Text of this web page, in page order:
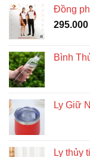
Đồng
295.000
Bình
Ly Giữ
Ly thủy